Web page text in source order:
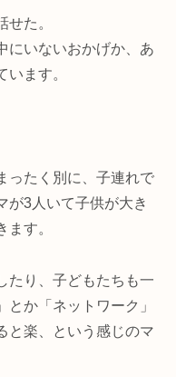
た。
にいないおかげか、あ
ます。
ったく別に、子連れで
が3人いて子供が大き
ます。
たり、子どもたちも一
か「ネットワーク」
と楽、という感じのマ